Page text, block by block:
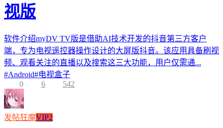
视版
软件介绍myDV TV版是借助AI技术开发的抖音第三方客户
端，专为电视遥控器操作设计的大屏版抖音。该应用具备刷视
频、观看关注的直播以及搜索这三大功能，用户仅需通...
#Android#电视盒子
0
6 542
发帖狂魔VIP2